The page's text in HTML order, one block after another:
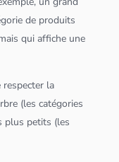
de produits
qui affiche une
respecter la
(les catégories
plus petits (les